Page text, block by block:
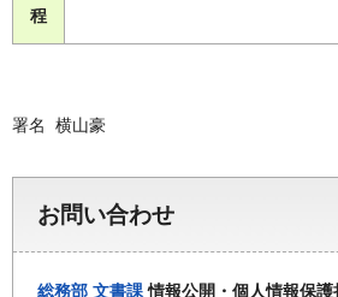
程
署名 横山豪
お問い合わせ
総務部 文書課情報公開・個人情報保護